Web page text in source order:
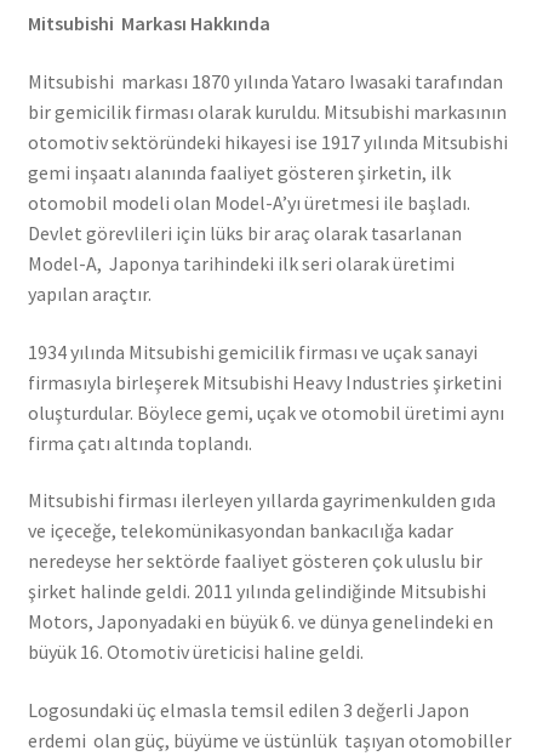
Mitsubishi Markası Hakkında
Mitsubishi markası 1870 yılında Yataro Iwasaki tarafından
bir gemicilik firması olarak kuruldu. Mitsubishi markasının
otomotiv sektöründeki hikayesi ise 1917 yılında Mitsubishi
gemi inşaatı alanında faaliyet gösteren şirketin, ilk
otomobil modeli olan Model-A’yı üretmesi ile başladı.
Devlet görevlileri için lüks bir araç olarak tasarlanan
Model-A, Japonya tarihindeki ilk seri olarak üretimi
yapılan araçtır.
1934 yılında Mitsubishi gemicilik firması ve uçak sanayi
firmasıyla birleşerek Mitsubishi Heavy Industries şirketini
oluşturdular. Böylece gemi, uçak ve otomobil üretimi aynı
firma çatı altında toplandı.
Mitsubishi firması ilerleyen yıllarda gayrimenkulden gıda
ve içeceğe, telekomünikasyondan bankacılığa kadar
neredeyse her sektörde faaliyet gösteren çok uluslu bir
şirket halinde geldi. 2011 yılında gelindiğinde Mitsubishi
Motors, Japonyadaki en büyük 6. ve dünya genelindeki en
büyük 16. Otomotiv üreticisi haline geldi.
Logosundaki üç elmasla temsil edilen 3 değerli Japon
erdemi olan güç, büyüme ve üstünlük taşıyan otomobiller